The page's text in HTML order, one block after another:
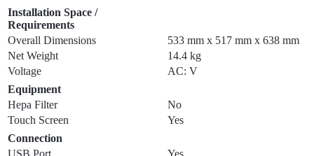
Installation Space /
Requirements
Overall Dimensions
533 mm x 517 mm x 638 mm
Net Weight
14.4 kg
Voltage
AC: V
Equipment
Hepa Filter
No
Touch Screen
Yes
Connection